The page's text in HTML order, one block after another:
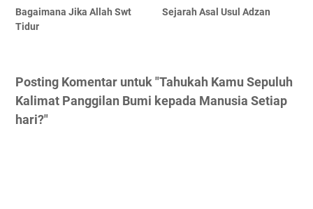
Bagaimana Jika Allah Swt
Tidur
Sejarah Asal Usul Adzan
Posting Komentar untuk "Tahukah Kamu Sepuluh
Kalimat Panggilan Bumi kepada Manusia Setiap
hari?"